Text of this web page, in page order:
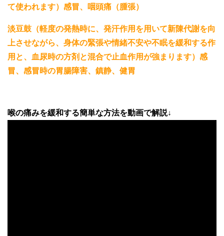
て使われます）感冒、咽頭痛（腫張）
淡豆鼓（軽度の発熱時に、発汗作用を用いて新陳代謝を向
上させながら、身体の緊張や情緒不安や不眠を緩和する作
用と、血尿時の方剤と混合で止血作用が強まります）感
冒、感冒時の胃腸障害、鎮静、健胃
喉の痛みを緩和する簡単な方法を動画で解説↓